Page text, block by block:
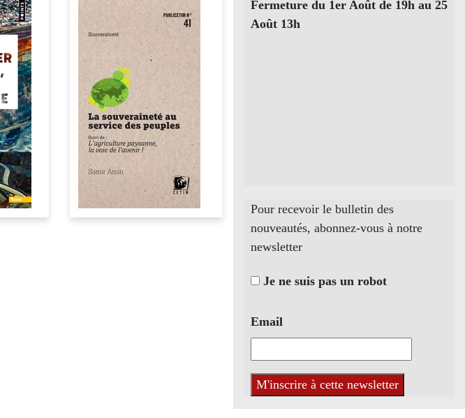
Fermeture du 1er Août de 19h au 25
Août 13h
Pour recevoir le bulletin des
nouveautés, abonnez-vous à notre
newsletter
Je ne suis pas un robot
Email